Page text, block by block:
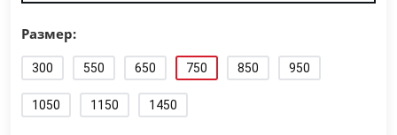
Размер:
300 550 650 750 850 950
1050 1150 1450